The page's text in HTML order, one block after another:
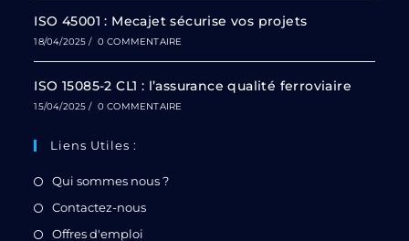
ISO 45001 : Mecajet sécurise vos projets
18/04/2025 / 0 COMMENTAIRE
ISO 15085-2 CL1 : l’assurance qualité ferroviaire
15/04/2025 / 0 COMMENTAIRE
Liens Utiles :
Qui sommes nous ?
Contactez-nous
Offres d'emploi